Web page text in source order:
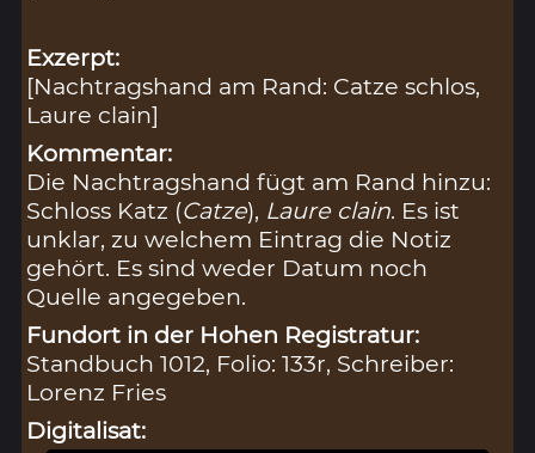
Exzerpt:
[Nachtragshand am Rand: Catze schlos,
Laure clain]
Kommentar:
Die Nachtragshand fügt am Rand hinzu:
Schloss Katz (Catze), Laure clain. Es ist
unklar, zu welchem Eintrag die Notiz
gehört. Es sind weder Datum noch
Quelle angegeben.
Fundort in der Hohen Registratur:
Standbuch 1012, Folio: 133r, Schreiber:
Lorenz Fries
Digitalisat: